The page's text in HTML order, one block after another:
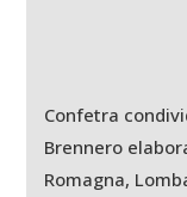
Confetra
Brennero
Romagna,